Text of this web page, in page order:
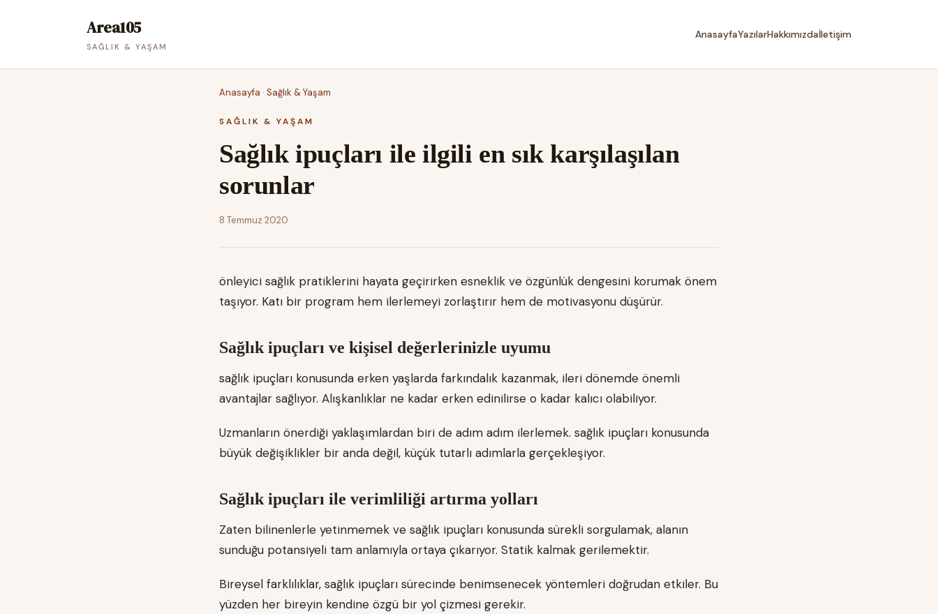
Area105
SAĞLIK & YAŞAM
AnasayfaYazılarHakkımızdaİletişim
Anasayfa · Sağlık & Yaşam
SAĞLIK & YAŞAM
Sağlık ipuçları ile ilgili en sık karşılaşılan
sorunlar
8 Temmuz 2020
önleyici sağlık pratiklerini hayata geçirirken esneklik ve özgünlük dengesini korumak önem
taşıyor. Katı bir program hem ilerlemeyi zorlaştırır hem de motivasyonu düşürür.
Sağlık ipuçları ve kişisel değerlerinizle uyumu
sağlık ipuçları konusunda erken yaşlarda farkındalık kazanmak, ileri dönemde önemli
avantajlar sağlıyor. Alışkanlıklar ne kadar erken edinilirse o kadar kalıcı olabiliyor.
Uzmanların önerdiği yaklaşımlardan biri de adım adım ilerlemek. sağlık ipuçları konusunda
büyük değişiklikler bir anda değil, küçük tutarlı adımlarla gerçekleşiyor.
Sağlık ipuçları ile verimliliği artırma yolları
Zaten bilinenlerle yetinmemek ve sağlık ipuçları konusunda sürekli sorgulamak, alanın
sunduğu potansiyeli tam anlamıyla ortaya çıkarıyor. Statik kalmak gerilemektir.
Bireysel farklılıklar, sağlık ipuçları sürecinde benimsenecek yöntemleri doğrudan etkiler. Bu
yüzden her bireyin kendine özgü bir yol çizmesi gerekir.